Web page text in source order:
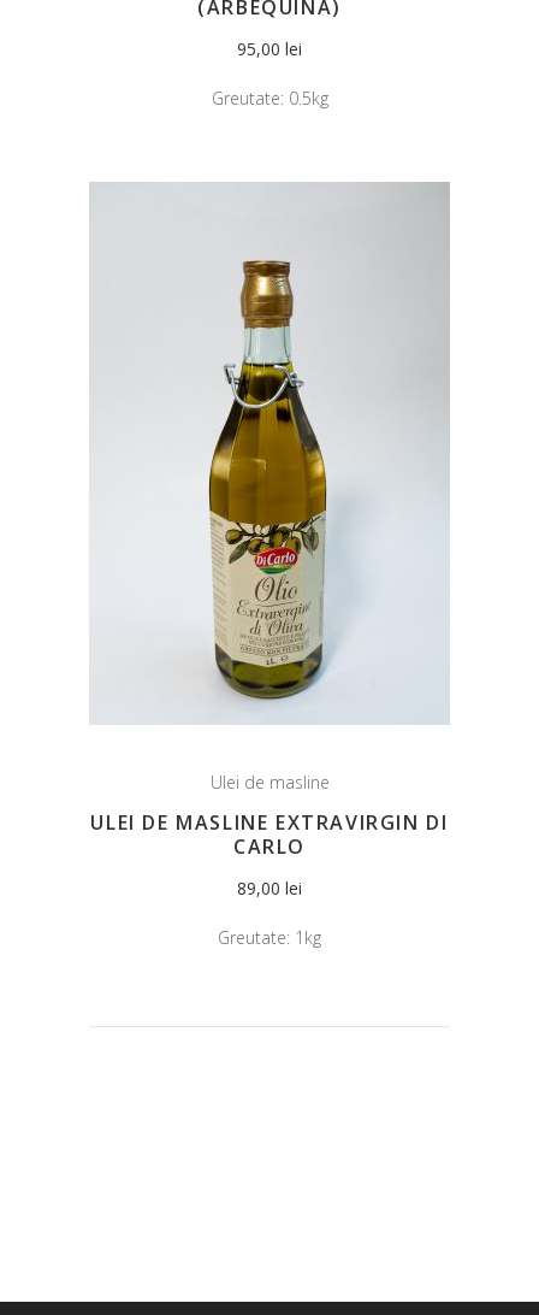
(ARBEQUINA)
95,00 lei
Greutate: 0.5kg
Ulei de masline
ULEI DE MASLINE EXTRAVIRGIN DI
CARLO
89,00 lei
Greutate: 1kg